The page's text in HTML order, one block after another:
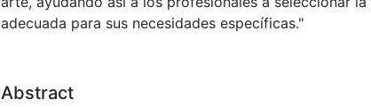
adecuada para sus necesidades específicas."
Abstract